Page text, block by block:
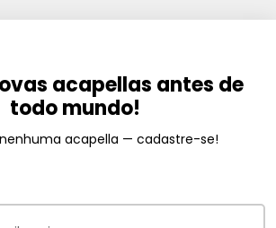
acapellas antes de
todo mundo!
acapella — cadastre-se!